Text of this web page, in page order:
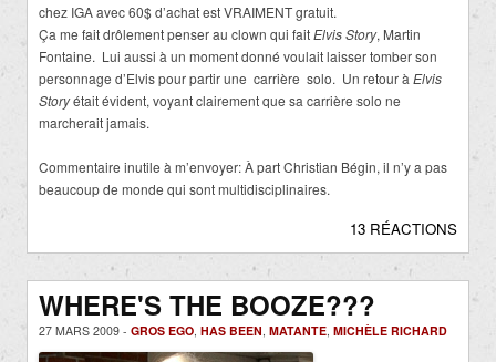
chez IGA avec 60$ d’achat est VRAIMENT gratuit.
Ça me fait drôlement penser au clown qui faitElvis Story, Martin
Fontaine. Lui aussi à un moment donné voulait laisser tomber son
personnage d’Elvis pour partir une carrière solo. Un retour à Elvis
Storyétait évident, voyant clairement que sa carrière solo ne
marcherait jamais.
Commentaire inutile à m’envoyer: À part Christian Bégin, il n’y a pas
beaucoup de monde qui sont multidisciplinaires.
13 RÉACTIONS
WHERE'S THE BOOZE???
27 MARS 2009 - GROS EGO HAS BEEN MATANTE MICHÈLE RICHARD